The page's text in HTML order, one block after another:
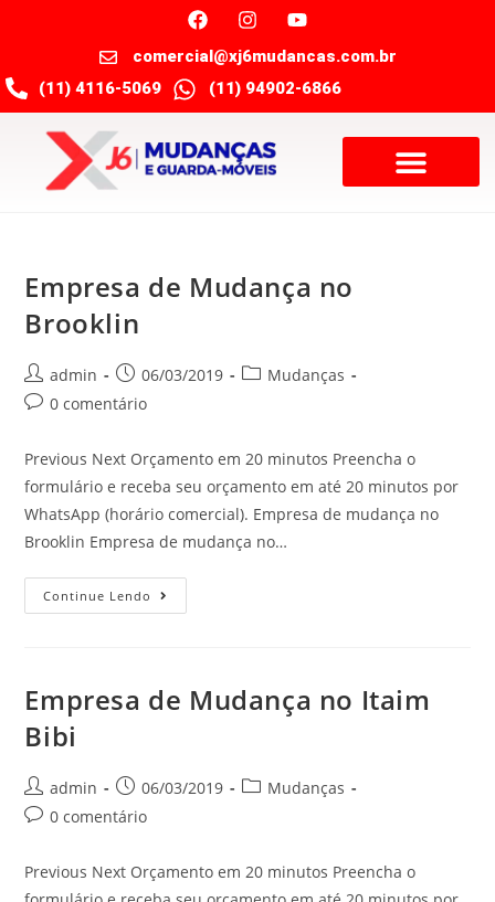
comercial@xj6mudancas.com.br
(11) 4116-5069
(11) 94902-6866
Empresa de Mudança no
Brooklin
admin 06/03/2019
Mudanças
0 comentário
Previous Next Orçamento em 20 minutos Preencha o
formulário e receba seu orçamento em até 20 minutos por
WhatsApp (horário comercial). Empresa de mudança no
Brooklin Empresa de mudança no…
Continue Lendo
Empresa de Mudança no Itaim
Bibi
admin 06/03/2019
Mudanças
0 comentário
Previous Next Orçamento em 20 minutos Preencha o